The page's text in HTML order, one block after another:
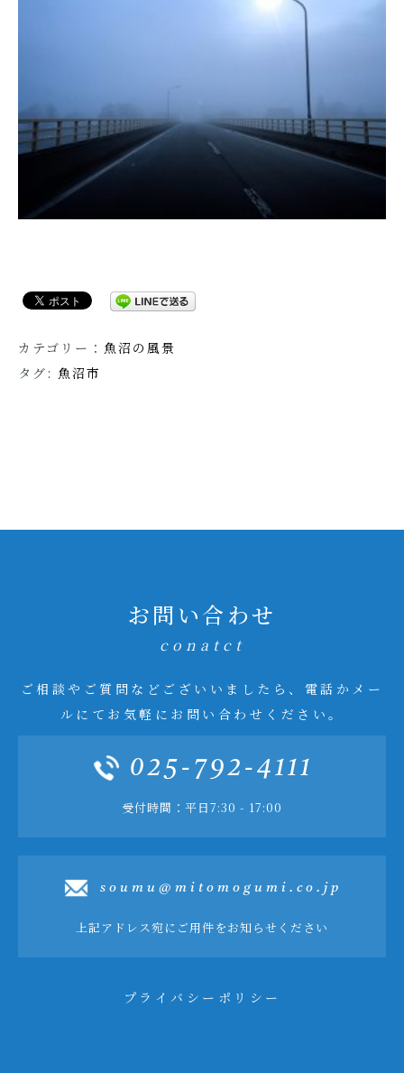
カテゴリー： 魚沼の風景
タグ: 魚沼市
お問い合わせ
conatct
ご相談やご質問などございいましたら、電話かメー
ルにてお気軽にお問い合わせください。
025-792-4111
受付時間：平日7:30 - 17:00
soumu@mitomogumi.co.jp
上記アドレス宛にご用件をお知らせください
プライバシーポリシー